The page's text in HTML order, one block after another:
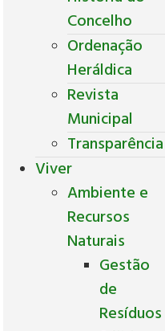
Concelho
Ordenação
Heráldica
Revista
Municipal
Transparência
Viver
Ambiente e
Recursos
Naturais
Gestão
de
Resíduos